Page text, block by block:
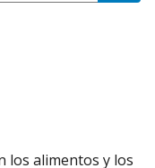
los alimentos y los